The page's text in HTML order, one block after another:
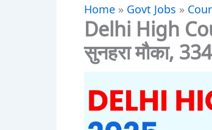
Home» Govt Jobs »
Delhi High
सुनहरा मौका, 334